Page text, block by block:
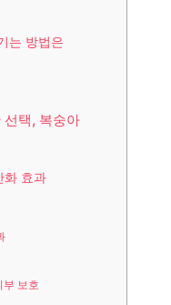
는 방법은
선택, 복숭아
화 효과
부 보호